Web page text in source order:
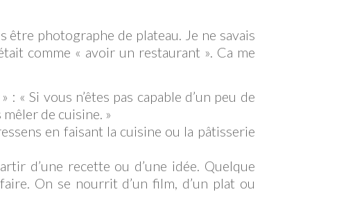
être photographe de plateau. Je ne savais
comme « avoir un restaurant ». Ca me
« Si vous n’êtes pas capable d’un peu de
de cuisine. »
en faisant la cuisine ou la pâtisserie
d’une recette ou d’une idée. Quelque
On se nourrit d’un film, d’un plat ou